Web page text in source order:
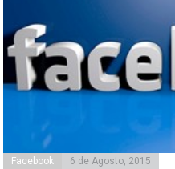
Facebook 6 de Agosto, 2015